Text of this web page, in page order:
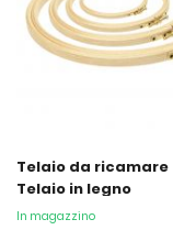
Telaio da ricamare
Telaio in legno
In magazzino